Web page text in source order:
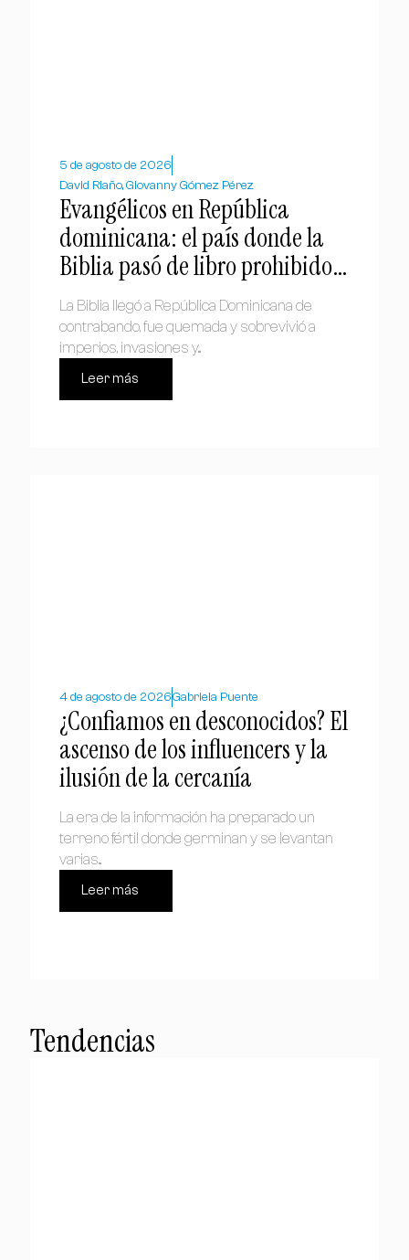
5 de agosto de 2026
David Riaño, Giovanny Gómez Pérez
Evangélicos en República
dominicana: el país donde la
Biblia pasó de libro prohibido a
símbolo nacional
La Biblia llegó a República Dominicana de
contrabando, fue quemada y sobrevivió a
imperios, invasiones y...
Leer más
4 de agosto de 2026Gabriela Puente
¿Confiamos en desconocidos? El
ascenso de los influencers y la
ilusión de la cercanía
La era de la información ha preparado un
terreno fértil donde germinan y se levantan
varias...
Leer más
Tendencias